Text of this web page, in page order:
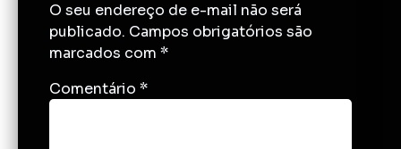
O seu endereço de e-mail não será
publicado. Campos obrigatórios são
marcados com *
Comentário *